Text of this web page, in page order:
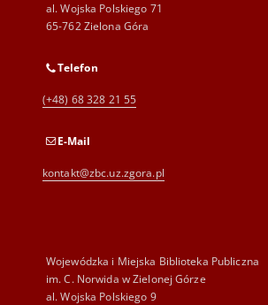
al. Wojska Polskiego 71
65-762 Zielona Góra
Telefon
(+48) 68 328 21 55
E-Mail
kontakt@zbc.uz.zgora.pl
Wojewódzka i Miejska Biblioteka Publiczna
im. C. Norwida w Zielonej Górze
al. Wojska Polskiego 9